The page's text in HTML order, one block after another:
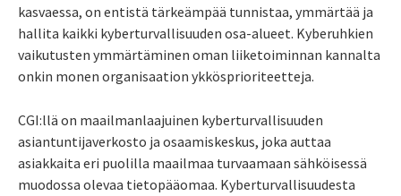
kasvaessa, on entistä tärkeämpää tunnistaa, ymmärtää ja
hallita kaikki kyberturvallisuuden osa-alueet. Kyberuhkien
vaikutusten ymmärtäminen oman liiketoiminnan kannalta
onkin monen organisaation ykkösprioriteetteja.
CGI:llä on maailmanlaajuinen kyberturvallisuuden
asiantuntijaverkosto ja osaamiskeskus, joka auttaa
asiakkaita eri puolilla maailmaa turvaamaan sähköisessä
muodossa olevaa tietopääomaa. Kyberturvallisuudesta